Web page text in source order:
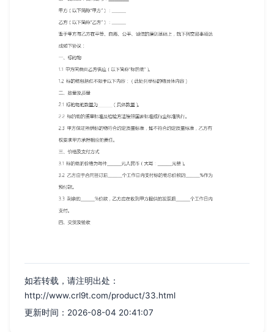
如若转载，请注明出处：
http://www.crl9t.com/product/33.html
更新时间：2026-08-04 20:41:07